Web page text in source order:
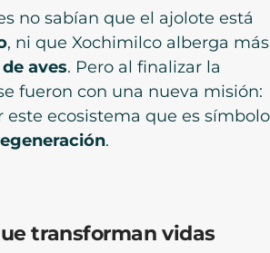
no sabían que el ajolote está
, ni que Xochimilco alberga más
aves. Pero al finalizar la
fueron con una nueva misión:
este ecosistema que es símbolo
.
transforman vidas